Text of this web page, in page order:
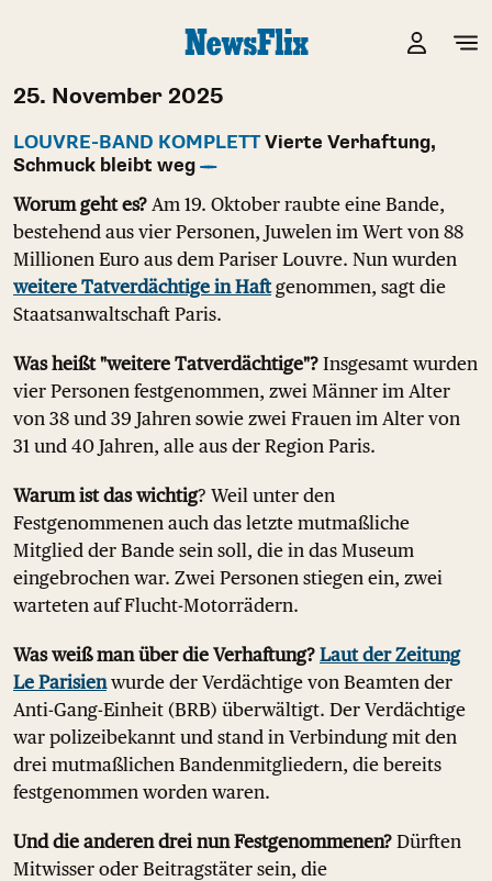
25. November 2025
LOUVRE-BAND KOMPLETTVierte Verhaftung,
Schmuck bleibt weg
Worum geht es? Am 19. Oktober raubte eine Bande,
bestehend aus vier Personen, Juwelen im Wert von 88
Millionen Euro aus dem Pariser Louvre. Nun wurden
weitere Tatverdächtige in Haftgenommen, sagt die
Staatsanwaltschaft Paris.
Was heißt "weitere Tatverdächtige"? Insgesamt wurden
vier Personen festgenommen, zwei Männer im Alter
von 38 und 39 Jahren sowie zwei Frauen im Alter von
31 und 40 Jahren, alle aus der Region Paris.
Warum ist das wichtig? Weil unter den
Festgenommenen auch das letzte mutmaßliche
Mitglied der Bande sein soll, die in das Museum
eingebrochen war. Zwei Personen stiegen ein, zwei
warteten auf Flucht-Motorrädern.
Was weiß man über die Verhaftung? Laut der Zeitung
Le Parisienwurde der Verdächtige von Beamten der
Anti-Gang-Einheit (BRB) überwältigt. Der Verdächtige
war polizeibekannt und stand in Verbindung mit den
drei mutmaßlichen Bandenmitgliedern, die bereits
festgenommen worden waren.
Und die anderen drei nun Festgenommenen? Dürften
Mitwisser oder Beitragstäter sein, die